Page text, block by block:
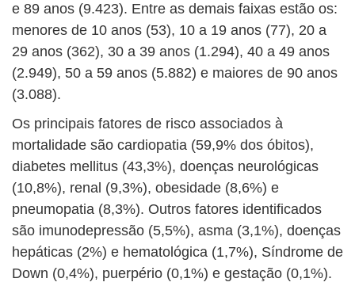
e 89 anos (9.423). Entre as demais faixas estão os:
menores de 10 anos (53), 10 a 19 anos (77), 20 a
29 anos (362), 30 a 39 anos (1.294), 40 a 49 anos
(2.949), 50 a 59 anos (5.882) e maiores de 90 anos
(3.088).
Os principais fatores de risco associados à
mortalidade são cardiopatia (59,9% dos óbitos),
diabetes mellitus (43,3%), doenças neurológicas
(10,8%), renal (9,3%), obesidade (8,6%) e
pneumopatia (8,3%). Outros fatores identificados
são imunodepressão (5,5%), asma (3,1%), doenças
hepáticas (2%) e hematológica (1,7%), Síndrome de
Down (0,4%), puerpério (0,1%) e gestação (0,1%).